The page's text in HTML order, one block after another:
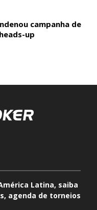
campanha de
up
Latina, saiba
agenda de torneios